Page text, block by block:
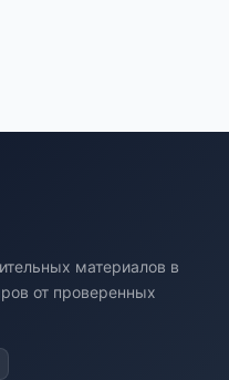
материалов в
от проверенных